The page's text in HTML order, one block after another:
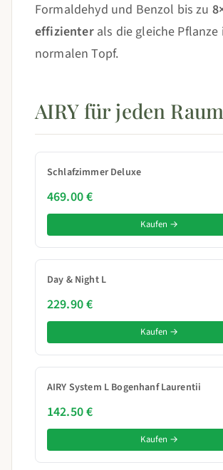
Formaldehyd und Benzol bis zu
effizienterals die gleiche Pflanze
normalen Topf.
AIRY für jeden Raum
Schlafzimmer Deluxe
469.00 €
Kaufen →
Day & Night L
229.90 €
Kaufen →
AIRY System L Bogenhanf Laurentii
142.50 €
Kaufen →